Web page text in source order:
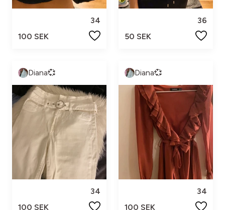
34
100 SEK
36
50 SEK
Diana💞
34
100 SEK
Diana💞
34
100 SEK